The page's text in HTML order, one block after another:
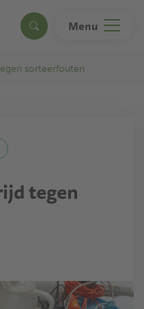
Search Menu
sorteerfouten
tegen